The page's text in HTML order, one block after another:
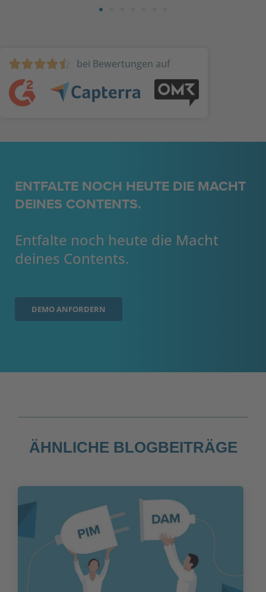
bei Bewertungen auf

ENTFALTE NOCH HEUTE DIE MACHT
DEINES CONTENTS.
Entfalte noch heute die Macht
deines Contents.
DEMO ANFORDERN
ÄHNLICHE BLOGBEITRÄGE